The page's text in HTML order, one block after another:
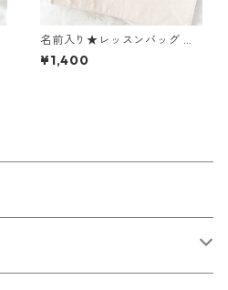
名前入り★レッスンバッグ 〔
くまワッペン 〕 入園入学グッ
ズ 通園通学
¥1,400